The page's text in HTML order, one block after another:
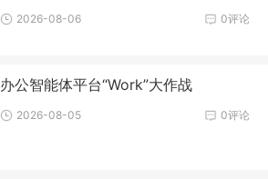
0评论
2026-08-06
办公智能体平台“Work”大作战
0评论
2026-08-05